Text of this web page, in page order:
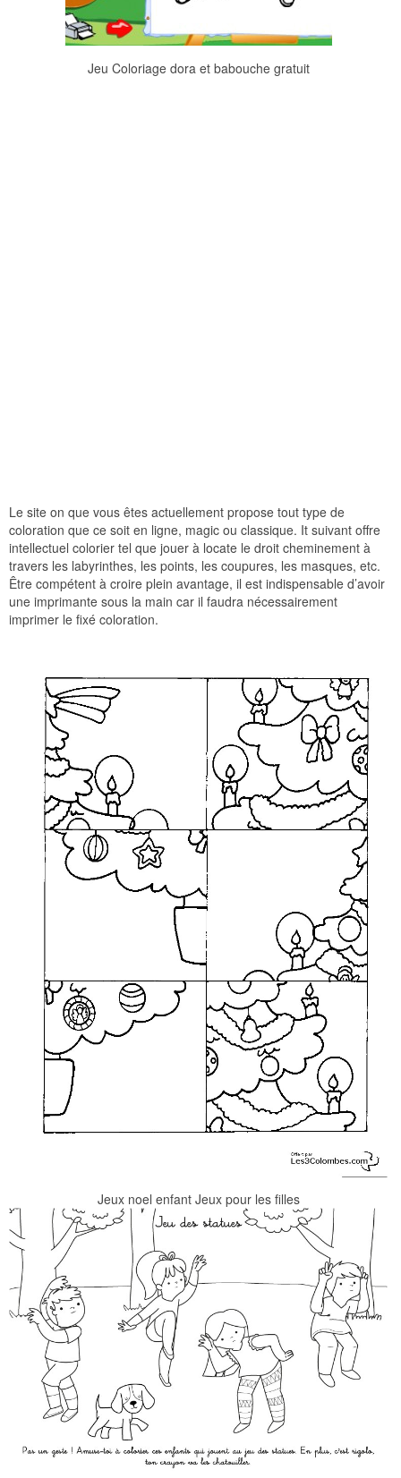
Jeu Coloriage dora et babouche gratuit
Le site on que vous êtes actuellement propose tout type de
coloration que ce soit en ligne, magic ou classique. It suivant offre
intellectuel colorier tel que jouer à locate le droit cheminement à
travers les labyrinthes, les points, les coupures, les masques, etc.
Être compétent à croire plein avantage, il est indispensable d’avoir
une imprimante sous la main car il faudra nécessairement
imprimer le fixé coloration.
Jeux noel enfant Jeux pour les filles